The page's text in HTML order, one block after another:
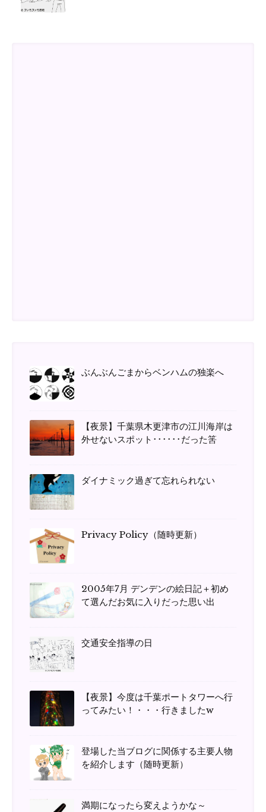
ぶんぶんごまからベンハムの独楽へ
【夜景】千葉県木更津市の江川海岸は
外せないスポット･･････だった筈
ダイナミック過ぎて忘れられない
Privacy Policy（随時更新）
2005年7月 デンデンの絵日記＋初め
て選んだお気に入りだった思い出
交通安全指導の日
【夜景】今度は千葉ポートタワーへ行
ってみたい！・・・行きましたw
登場した当ブログに関係する主要人物
を紹介します（随時更新）
満期になったら変えようかな～